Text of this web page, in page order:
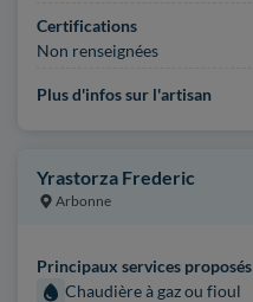
Certifications
Non renseignées
Plus d'infos sur l'artisan
Yrastorza Frederic
Arbonne
Principaux services proposés
Chaudière à gaz ou fioul